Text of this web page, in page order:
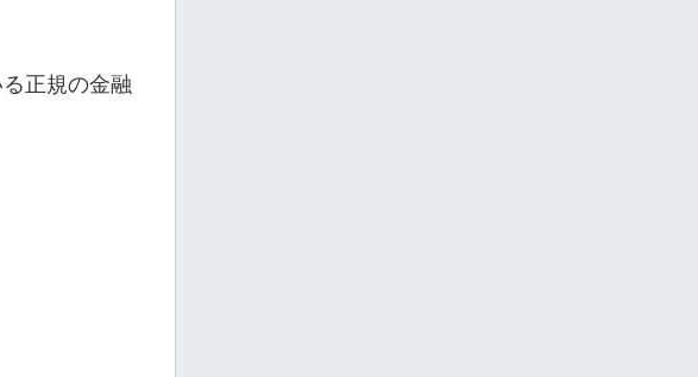
正規の金融